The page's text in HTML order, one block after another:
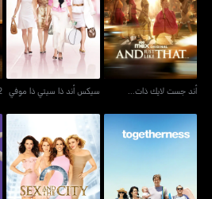
أند جست لايك ذات...
أند جست لايك ذات...
سيكس أند ذا سيتي ذا موفي
سيكس أند ذا سيتي ذا موفي 2
توغيذرنيس سكس آند ذا سيتي 2